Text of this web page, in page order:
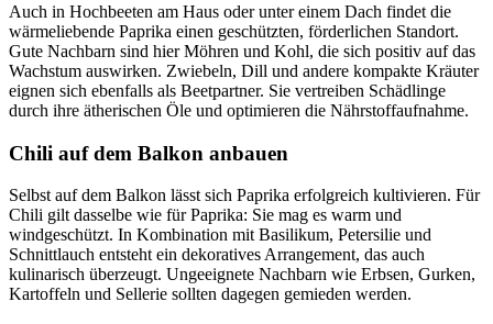
Auch in Hochbeeten am Haus oder unter einem Dach findet die
wärmeliebende Paprika einen geschützten, förderlichen Standort.
Gute Nachbarn sind hier Möhren und Kohl, die sich positiv auf das
Wachstum auswirken. Zwiebeln, Dill und andere kompakte Kräuter
eignen sich ebenfalls als Beetpartner. Sie vertreiben Schädlinge
durch ihre ätherischen Öle und optimieren die Nährstoffaufnahme.
Chili auf dem Balkon anbauen
Selbst auf dem Balkon lässt sich Paprika erfolgreich kultivieren. Für
Chili gilt dasselbe wie für Paprika: Sie mag es warm und
windgeschützt. In Kombination mit Basilikum, Petersilie und
Schnittlauch entsteht ein dekoratives Arrangement, das auch
kulinarisch überzeugt. Ungeeignete Nachbarn wie Erbsen, Gurken,
Kartoffeln und Sellerie sollten dagegen gemieden werden.